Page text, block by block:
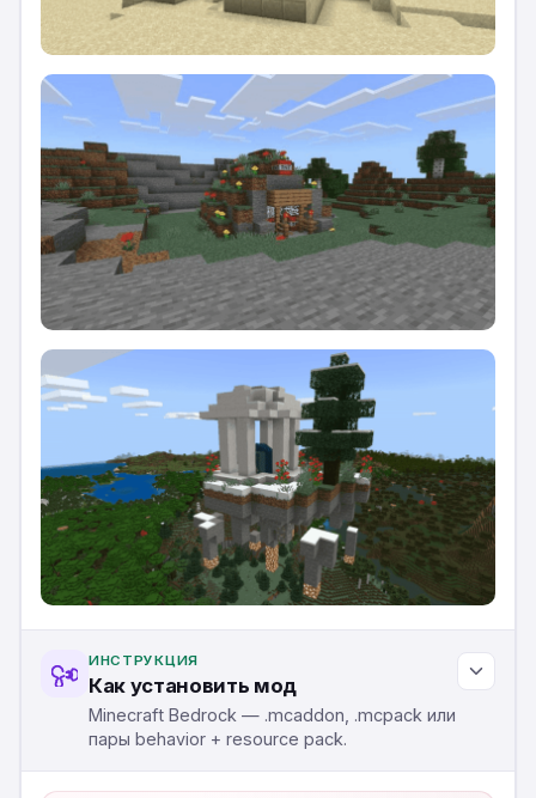
ИНСТРУКЦИЯ
Как установить мод
Minecraft Bedrock — .mcaddon, .mcpack или
пары behavior + resource pack.